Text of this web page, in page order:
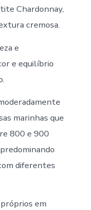
Chardonnay,
cremosa.
e
e equilíbrio
marinhas que
800 e 900
diferentes
em